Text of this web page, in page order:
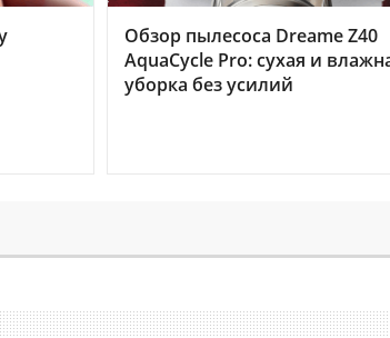
Обзор пылесоса Dreame Z40
AquaCycle Pro: сухая и
уборка без усилий